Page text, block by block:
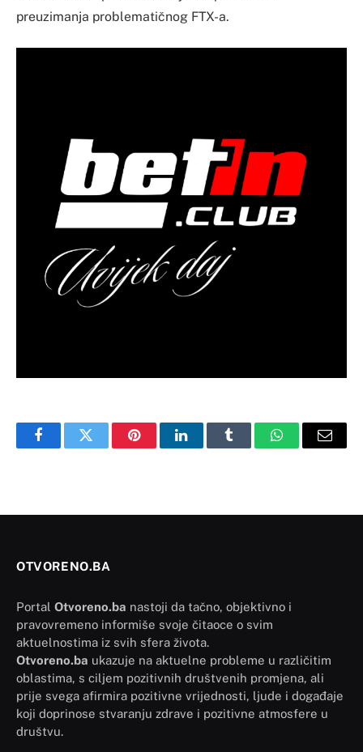
preuzimanja problematičnog FTX-a.
FacebookTwitter PinterestLinkedInTumblr WhatsAppEmail
OTVORENO.BA
Portal Otvoreno.ba nastoji da tačno, objektivno i
pravovremeno informiše svoje čitaoce o svim
aktuelnostima iz svih sfera života.
Otvoreno.ba ukazuje na aktuelne probleme u različitim
oblastima, s ciljem pozitivnih društvenih promjena, ali
prije svega afirmira pozitivne vrijednosti, ljude i događaje
koji doprinose stvaranju zdrave i pozitivne atmosfere u
društvu.